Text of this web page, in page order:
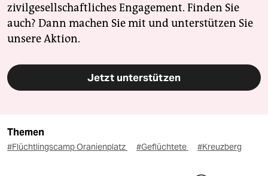
zivilgesellschaftliches Engagement. Finden Sie
auch? Dann machen Sie mit und unterstützen Sie
unsere Aktion.
Jetzt unterstützen
Themen
#Flüchtlingscamp Oranienplatz #Geflüchtete #Kreuzberg